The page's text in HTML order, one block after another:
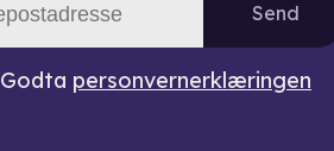
Send
Godta personvernerklæringen